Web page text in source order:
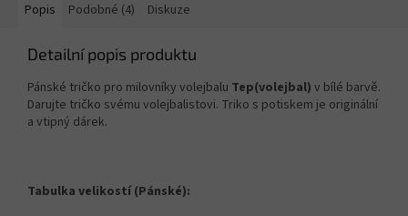
Popis Podobné (4) Diskuze
Detailní popis produktu
Pánské tričko pro milovníky volejbalu Tep(volejbal) v bílé barvě.
Darujte tričko svému volejbalistovi. Triko s potiskem je originální
a vtipný dárek.
Tabulka velikostí (Pánské):